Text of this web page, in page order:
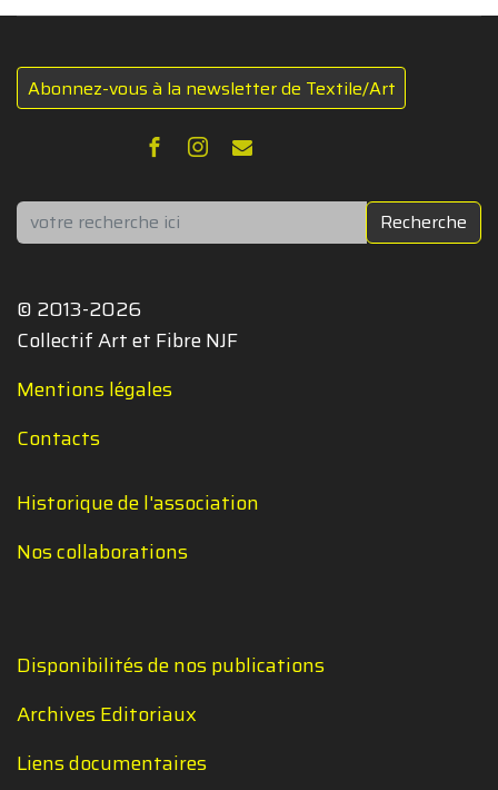
Abonnez-vous à la newsletter de Textile/Art
Rechercher Recherche
© 2013-2026
Collectif Art et Fibre NJF
Mentions légales
Contacts
Historique de l'association
Nos collaborations
Disponibilités de nos publications
Archives Editoriaux
Liens documentaires